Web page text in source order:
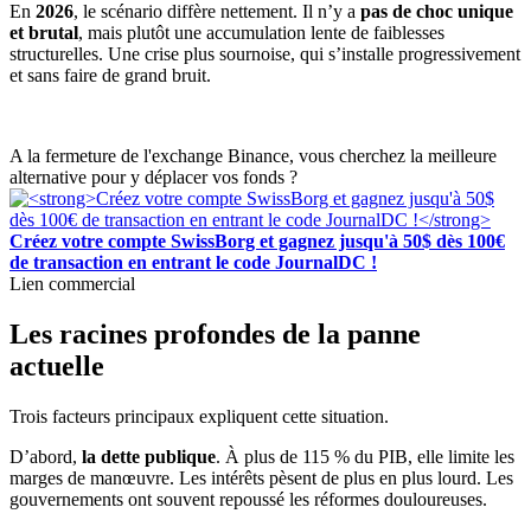
En 2026, le scénario diffère nettement. Il n’y a pas de choc unique
et brutal, mais plutôt une accumulation lente de faiblesses
structurelles. Une crise plus sournoise, qui s’installe progressivement
et sans faire de grand bruit.
A la fermeture de l'exchange Binance, vous cherchez la meilleure
alternative pour y déplacer vos fonds ?
Créez votre compte SwissBorg et gagnez jusqu'à 50$ dès 100€
de transaction en entrant le code JournalDC !
Lien commercial
Les racines profondes de la panne
actuelle
Trois facteurs principaux expliquent cette situation.
D’abord, la dette publique. À plus de 115 % du PIB, elle limite les
marges de manœuvre. Les intérêts pèsent de plus en plus lourd. Les
gouvernements ont souvent repoussé les réformes douloureuses.